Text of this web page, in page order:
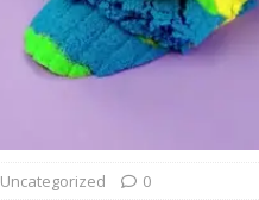
Uncategorized 0